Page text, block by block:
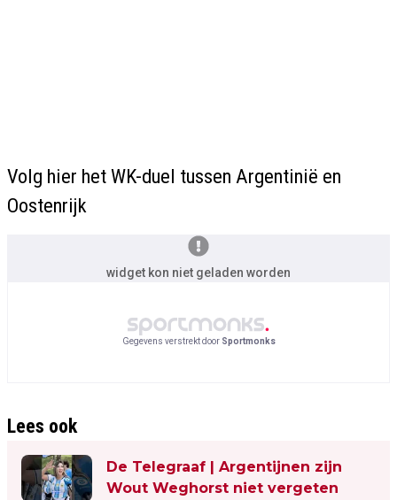
Volg hier het WK-duel tussen Argentinië en
Oostenrijk
widget kon niet geladen worden
Gegevens verstrekt door Sportmonks
Lees ook
De Telegraaf | Argentijnen zijn
Wout Weghorst niet vergeten